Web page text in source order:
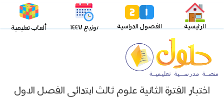
الرئيسية الفصول الدراسية توزيع ١٤٤٧ ألعاب تعليمية
اختبار الفترة الثانية علوم ثالث ابتدائي الفصل الاول